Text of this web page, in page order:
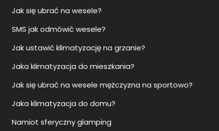
Jak się ubrać na wesele?
SMS jak odmówić wesele?
Jak ustawić klimatyzację na grzanie?
Jaka klimatyzacja do mieszkania?
Jak się ubrać na wesele mężczyzna na sportowo?
Jaka klimatyzacja do domu?
Namiot sferyczny glamping